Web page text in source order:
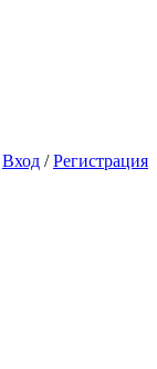
Вход /Регистрация